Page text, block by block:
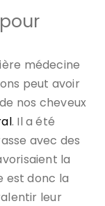
médecine
peut avoir
nos cheveux
. Il a été
avec des
la
est donc la
leur